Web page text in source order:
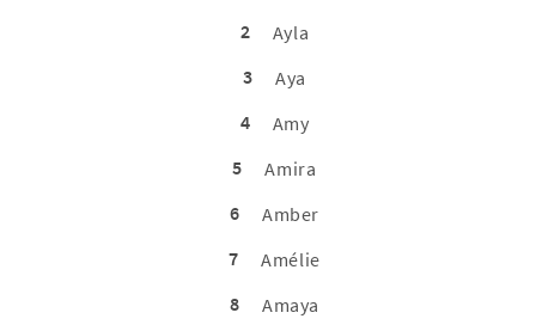
2
Ayla
3
Aya
4
Amy
5
Amira
6
Amber
7
Amélie
8
Amaya